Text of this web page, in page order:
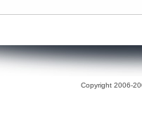
Copyright 2006-